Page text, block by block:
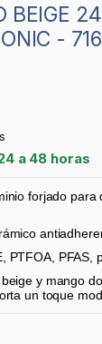
BEIGE
-
a 48 horas
forjado para
PTFOA, PFAS,
y mango
un toque